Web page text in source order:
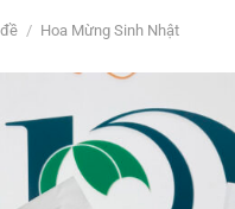
/ Hoa Mừng Sinh Nhật